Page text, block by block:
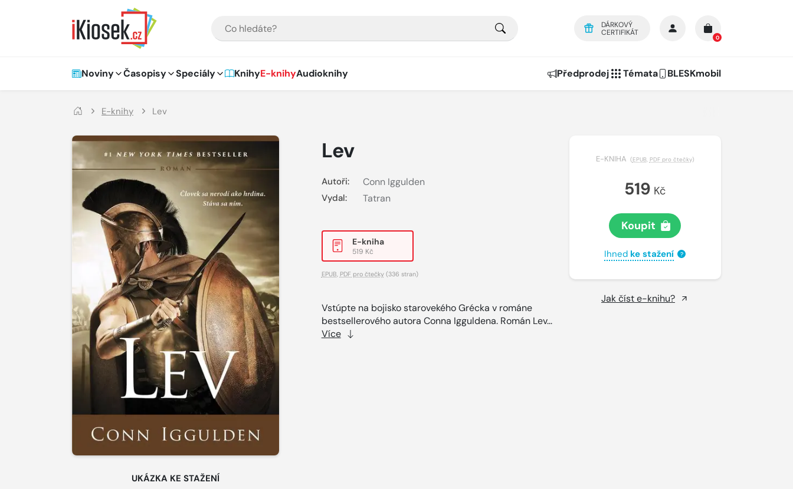
DÁRKOVÝ
CERTIFIKÁT
0
Hlavní navigace
Noviny Časopisy Speciály KnihyE-knihyAudioknihy Předprodej Témata BLESKmobil
E-knihy Lev
UKÁZKA KE STAŽENÍ
Lev
Autoři: Conn Iggulden
Vydal: Tatran
E-kniha
519 Kč
EPUB PDF pro čtečky(336 stran)
Vstúpte na bojisko starovekého Grécka v románe
bestsellerového autora Conna Igguldena. Román Lev...
Více
E-KNIHA (EPUB, PDF pro čtečky)
519 Kč
Koupit
Ihned ke stažení ?
Jak číst e-knihu?